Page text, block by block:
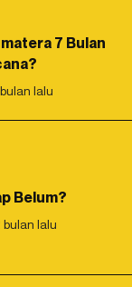
7 Bulan
bulan lalu
Belum?
bulan lalu